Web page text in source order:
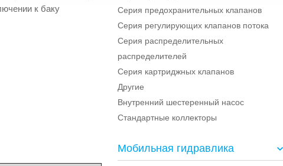
Серия предохранительных клапанов
Серия регулирующих клапанов потока
Серия распределительных
распределителей
Серия картриджных клапанов
Другие
Внутренний шестеренный насос
Стандартные коллекторы
Мобильная гидравлика
к баку